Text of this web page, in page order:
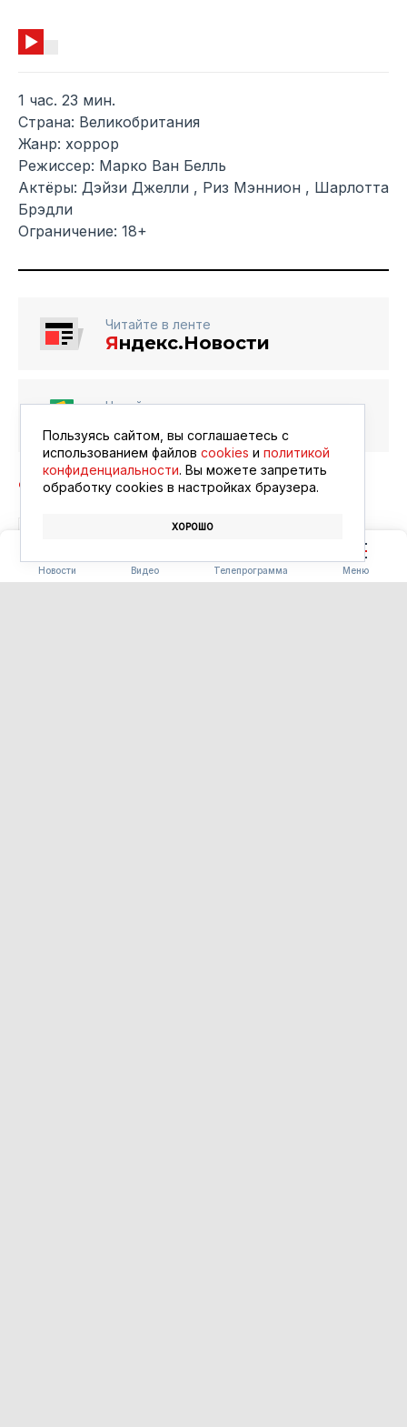
Новости Видео Телепрограмма Меню
1 час. 23 мин.
Страна: Великобритания
Жанр: хоррор
Режиссер: Марко Ван Белль
Актёры: Дэйзи Джелли , Риз Мэннион , Шарлотта
Брэдли
Ограничение: 18+
Читайте в ленте
Яндекс.Новости
Читайте в ленте
Google Новости
Пользуясь сайтом, вы соглашаетесь с
использованием файлов cookies и политикой
конфиденциальности. Вы можете запретить
обработку сookies в настройках браузера.
ХОРОШО